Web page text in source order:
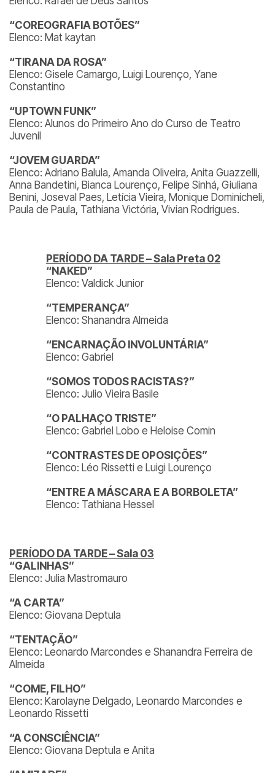
“COREOGRAFIA BOTÕES”
Elenco: Mat kaytan
“TIRANA DA ROSA”
Elenco: Gisele Camargo, Luigi Lourenço, Yane
Constantino
“UPTOWN FUNK”
Elenco: Alunos do Primeiro Ano do Curso de Teatro
Juvenil
“JOVEM GUARDA”
Elenco: Adriano Balula, Amanda Oliveira, Anita Guazzelli,
Anna Bandetini, Bianca Lourenço, Felipe Sinhá, Giuliana
Benini, Joseval Paes, Letícia Vieira, Monique Dominicheli,
Paula de Paula, Tathiana Victória, Vivian Rodrigues.
PERÍODO DA TARDE – Sala Preta 02
“NAKED”
Elenco: Valdick Junior
“TEMPERANÇA”
Elenco: Shanandra Almeida
“ENCARNAÇÃO INVOLUNTÁRIA”
Elenco: Gabriel
“SOMOS TODOS RACISTAS?”
Elenco: Julio Vieira Basile
“O PALHAÇO TRISTE”
Elenco: Gabriel Lobo e Heloise Comin
“CONTRASTES DE OPOSIÇÕES”
Elenco: Léo Rissetti e Luigi Lourenço
“ENTRE A MÁSCARA E A BORBOLETA”
Elenco: Tathiana Hessel
PERÍODO DA TARDE – Sala 03
“GALINHAS”
Elenco: Julia Mastromauro
“A CARTA”
Elenco: Giovana Deptula
“TENTAÇÃO”
Elenco: Leonardo Marcondes e Shanandra Ferreira de
Almeida
“COME, FILHO”
Elenco: Karolayne Delgado, Leonardo Marcondes e
Leonardo Rissetti
“A CONSCIÊNCIA”
Elenco: Giovana Deptula e Anita